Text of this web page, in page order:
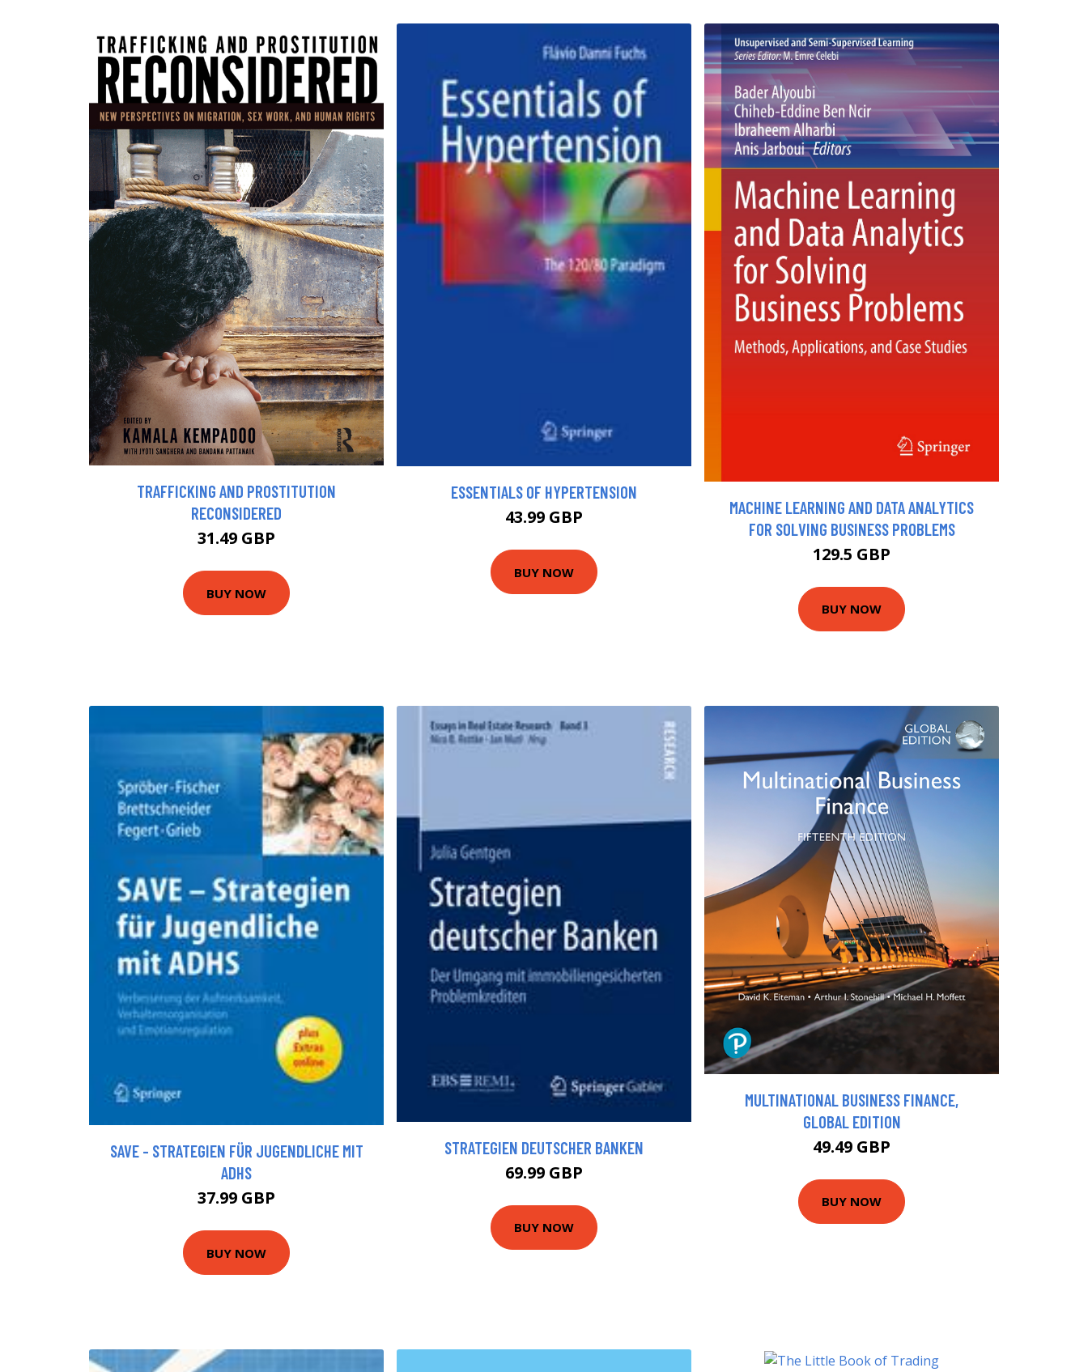
TRAFFICKING AND PROSTITUTION
RECONSIDERED
31.49 GBP
BUY NOW
ESSENTIALS OF HYPERTENSION
43.99 GBP
BUY NOW
MACHINE LEARNING AND DATA ANALYTICS
FOR SOLVING BUSINESS PROBLEMS
129.5 GBP
BUY NOW
SAVE - STRATEGIEN FÜR JUGENDLICHE MIT
ADHS
37.99 GBP
BUY NOW
STRATEGIEN DEUTSCHER BANKEN
69.99 GBP
BUY NOW
MULTINATIONAL BUSINESS FINANCE,
GLOBAL EDITION
49.49 GBP
BUY NOW